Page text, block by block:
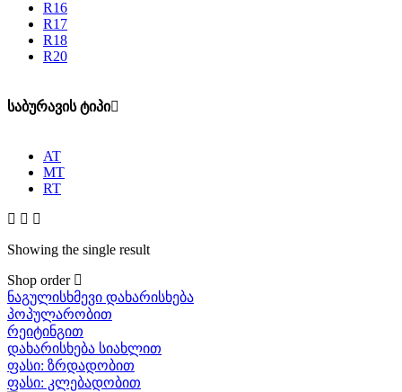
R16
R17
R18
R20
საბურავის ტიპი
AT
MT
RT
Showing the single result
Shop order
ნაგულისხმევი დახარისხება
პოპულარობით
რეიტინგით
დახარისხება სიახლით
ფასი: ზრდადობით
ფასი: კლებადობით